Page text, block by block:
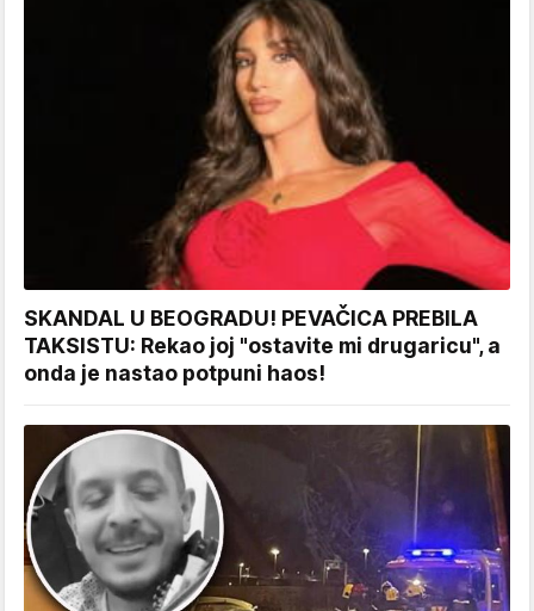
SKANDAL U BEOGRADU! PEVAČICA PREBILA
TAKSISTU: Rekao joj "ostavite mi drugaricu", a
onda je nastao potpuni haos!